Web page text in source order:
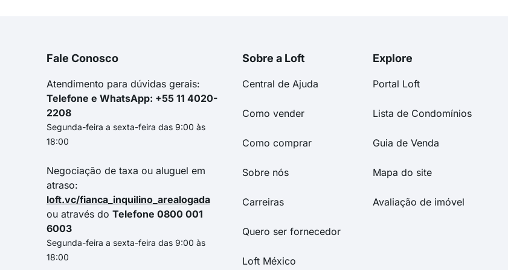
Fale Conosco
Atendimento para dúvidas gerais:
Telefone e WhatsApp: +55 11 4020-
2208
Segunda-feira a sexta-feira das 9:00 às
18:00
Negociação de taxa ou aluguel em
atraso:
loft.vc/fianca_inquilino_arealogada
ou através do Telefone 0800 001
6003
Segunda-feira a sexta-feira das 9:00 às
18:00
Sobre a Loft
Central de Ajuda
Como vender
Como comprar
Sobre nós
Carreiras
Quero ser fornecedor
Loft México
Explore
Portal Loft
Lista de Condomínios
Guia de Venda
Mapa do site
Avaliação de imóvel